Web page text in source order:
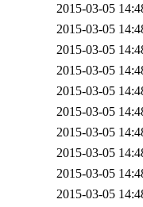
2015-03-05
2015-03-05
2015-03-05
2015-03-05
2015-03-05
2015-03-05
2015-03-05
2015-03-05
2015-03-05
2015-03-05